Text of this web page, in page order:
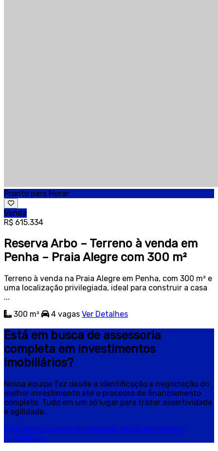
Pronto para Morar
Venda
R$ 615.334
Reserva Arbo – Terreno à venda em
Penha – Praia Alegre com 300 m²
Terreno à venda na Praia Alegre em Penha, com 300 m² e
uma localização privilegiada, ideal para construir a casa
...
300 m²
4 vagas Ver Detalhes
Está em busca de assessoria
completa em investimentos
imobiliários?
Nossa equipe faz desde a identificação e negociação do
melhor investimento até o processo de financiamento
completo. Tudo em um só lugar para trazer assertividade
e agilidade.
Quero falar com um assessor de investimentos
imobiliários.